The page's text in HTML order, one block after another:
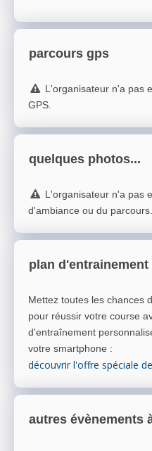
parcours gps
L'organisateur n'a pas
GPS.
quelques photos...
L'organisateur n'a pas
d'ambiance ou du parcours.
plan d'entrainement
Mettez toutes les chances
pour réussir votre course
d'entraînement
votre smartphone :
découvrir l'offre spéciale
autres évènements